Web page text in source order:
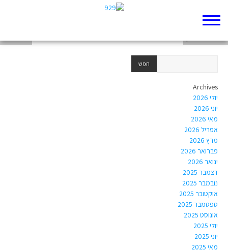
Archives
יולי 2026
יוני 2026
מאי 2026
אפריל 2026
מרץ 2026
פברואר 2026
ינואר 2026
דצמבר 2025
נובמבר 2025
אוקטובר 2025
ספטמבר 2025
אוגוסט 2025
יולי 2025
יוני 2025
מאי 2025